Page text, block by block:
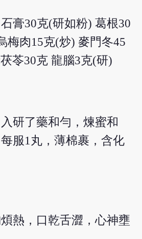
膏30克(研如粉) 葛根30
梅肉15克(炒) 麥門冬45
苓30克 龍腦3克(研)
入研了藥和勻，煉蜜和
服1丸，薄棉裹，含化
熱，口乾舌澀，心神壅